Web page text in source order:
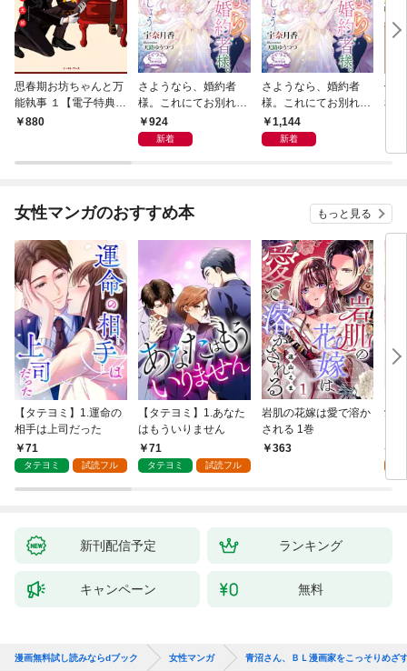
思春期お坊ちゃんと万
能執事 １【電子特典付
き】880
さようなら、婚約者
様。これにてお別れい
たしましょう
924
新着
さようなら、婚約者
様。これにてお別れい
たしましょう【電子書
籍特装版】
1,144
新着
佐
和
女性マンガのおすすめ本 もっと見る
【タテヨミ】1.運命の
相手は上司だった
71
タテヨミ 試読フル
【タテヨミ】1.あなた
はもういりません
71
タテヨミ 試読フル
岩肌の花嫁は愛で溶か
される 1巻
363
愛
新刊配信予定 ランキング
キャンペーン 無料
漫画無料試し読みならdブック 女性マンガ 青沼さん、ＢＬ漫画家をこっそりめざ